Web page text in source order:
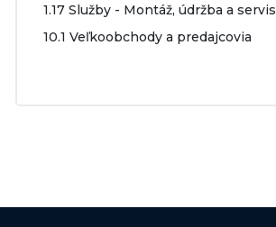
1.17 Služby - Montáž, údržba a servis
10.1 Veľkoobchody a predajcovia